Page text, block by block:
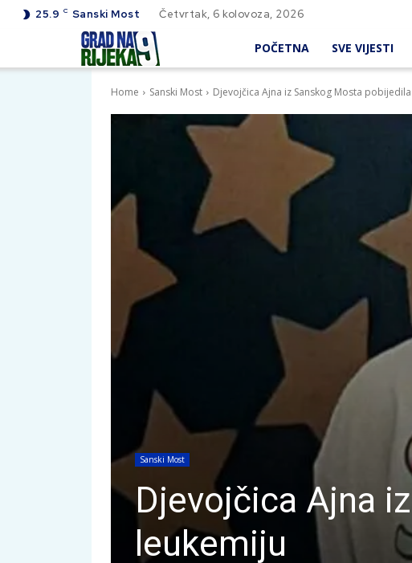
25.9 C Sanski Most Četvrtak, 6 kolovoza, 2026
POČETNA SVE VIJESTI
Home Sanski Most Djevojčica Ajna iz Sanskog Mosta
Sanski Most
Djevojčica Ajna
leukemiju